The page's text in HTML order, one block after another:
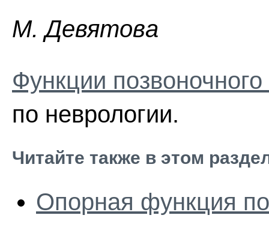
M. Дeвятoвa
Функции позвоночного
по неврологии.
Читайте также в этом
Опорная функция